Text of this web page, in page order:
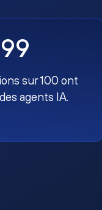
99
sur 100 ont
agents IA.